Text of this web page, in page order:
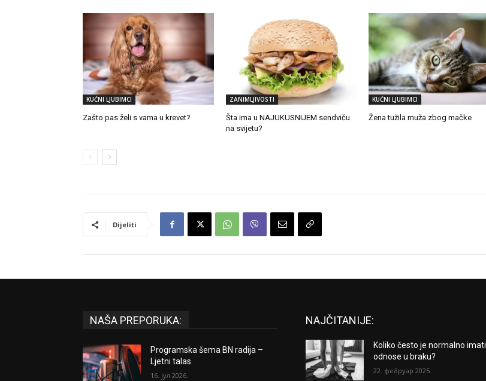
KUĆNI LJUBIMCI
Zašto pas želi s vama u krevet?
ZANIMLJIVOSTI
Šta ima u NAJUKUSNIJEM sendviču
na svijetu?
KUĆNI LJUBIMCI
Žena tužila muža zbog mačke
Dijeliti
NAŠA PREPORUKA:
Programska šema BN radija –
Ljetni talas
16. јул 2026.
NAJČITANIJE:
Koliko često je normalno imati
odnose u braku?
22. фебруар 2025.